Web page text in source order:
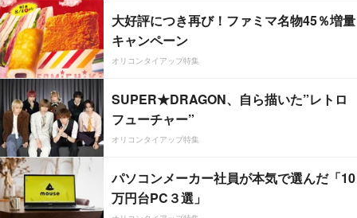
大好評につき再び！ファミマ名物45％増量
キャンペーン
オリコンタイアップ特集
SUPER★DRAGON、自ら描いた”レトロ
フューチャー”
オリコンタイアップ特集
パソコンメーカー社員が本気で選んだ「10
万円台PC３選」